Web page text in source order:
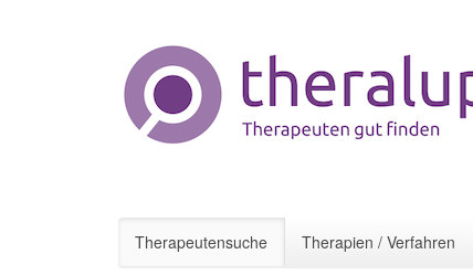
Therapeutensuche Therapien / Verfahren